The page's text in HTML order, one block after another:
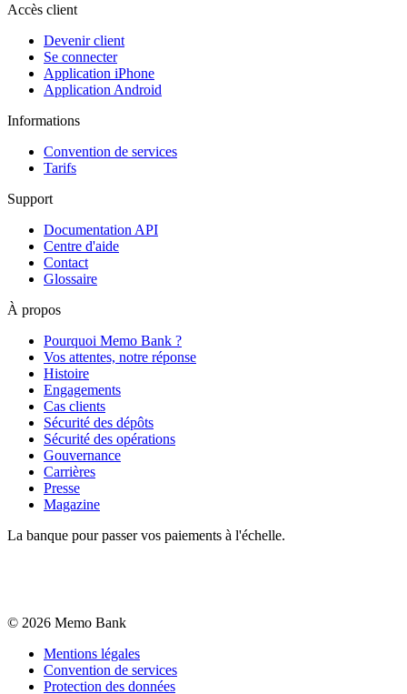
Accès client
Devenir client
Se connecter
Application iPhone
Application Android
Informations
Convention de services
Tarifs
Support
Documentation API
Centre d'aide
Contact
Glossaire
À propos
Pourquoi Memo Bank ?
Vos attentes, notre réponse
Histoire
Engagements
Cas clients
Sécurité des dépôts
Sécurité des opérations
Gouvernance
Carrières
Presse
Magazine
La banque pour passer vos paiements à l'échelle.
© 2026 Memo Bank
Mentions légales
Convention de services
Protection des données